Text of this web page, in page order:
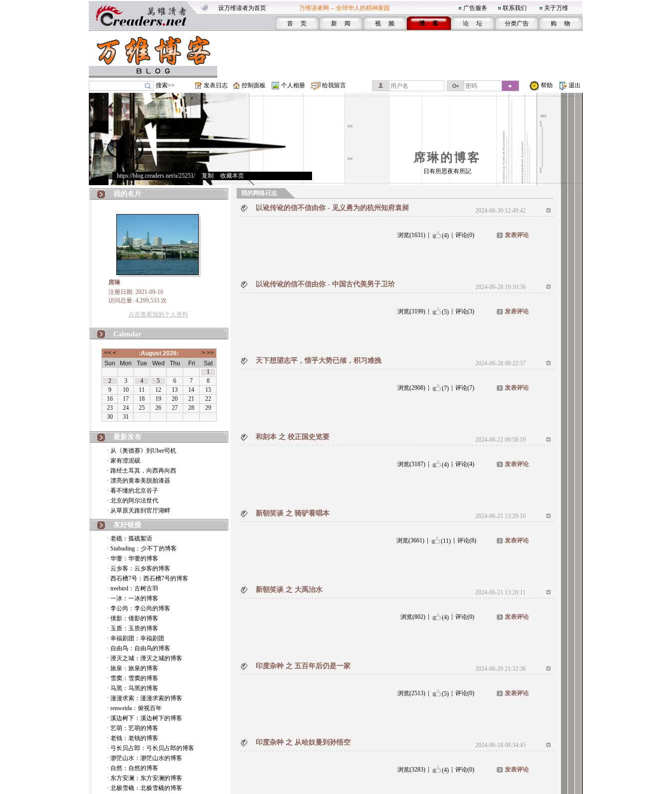
设万维读者为首页 万维读者网 -- 全球华人的精神家园 广告服务 联系我们 关于万维
首 页 新 闻 视 频 博 客 论 坛 分类广告 购 物
搜索>> 发表日志 控制面板 个人相册 给我留言 帮助 退出
席琳的博客
https://blog.creaders.net/u/25251/> 复制 收藏本页
日有所思夜有所記
我的名片
席琳
注册日期: 2021-09-16
访问总量: 4,299,533 次
点击查看我的个人资料
Calendar
最新发布
· 从《奥德赛》到Uber司机
· 家有澄泥砚
· 路经土耳其，向西再向西
· 漂亮的黄泰美脱胎漆器
· 看不懂的北京谷子
· 北京的阿尔法世代
· 从草原天路到官厅湖畔
友好链接
· 老礁：孤礁絮语
· Siubuding：少不丁的博客
· 华蓥：华蓥的博客
· 云乡客：云乡客的博客
· 西石槽7号：西石槽7号的博客
· treebird：古树古羽
· 一冰：一冰的博客
· 李公尚：李公尚的博客
· 倩影：倩影的博客
· 玉质：玉质的博客
· 幸福剧团：幸福剧团
· 自由鸟：自由鸟的博客
· 湮灭之城：湮灭之城的博客
· 旅泉：旅泉的博客
· 雪窦：雪窦的博客
· 马黑：马黑的博客
· 漫漫求索：漫漫求索的博客
· renweida：俯视百年
· 溪边树下：溪边树下的博客
· 艺萌：艺萌的博客
· 老钱：老钱的博客
· 弓长贝占郎：弓长贝占郎的博客
· 渺茫山水：渺茫山水的博客
· 自然：自然的博客
· 东方安澜：东方安澜的博客
· 北极雪橇：北极雪橇的博客
我的网络日志
以讹传讹的信不信由你 - 见义勇为的杭州知府袁昶 2024-06-30 12:49:42
浏览(1631) (4) 评论(0) 发表评论
以讹传讹的信不信由你 - 中国古代美男子卫玠 2024-06-28 19:10:36
浏览(3199) (5) 评论(3) 发表评论
天下想望志平，惜乎大势已倾，积习难挽 2024-06-28 08:22:37
浏览(2908) (7) 评论(7) 发表评论
和刻本 之 校正国史览要 2024-06-22 09:58:19
浏览(3187) (4) 评论(4) 发表评论
新朝笑谈 之 骑驴看唱本 2024-06-21 13:29:10
浏览(3661) (11) 评论(8) 发表评论
新朝笑谈 之 大禹治水 2024-06-21 13:28:11
浏览(802) (4) 评论(0) 发表评论
印度杂种 之 五百年后仍是一家 2024-06-20 21:32:36
浏览(2513) (5) 评论(0) 发表评论
印度杂种 之 从哈奴曼到孙悟空 2024-06-18 08:34:45
浏览(3283) (4) 评论(0) 发表评论